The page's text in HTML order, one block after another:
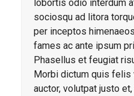
lobortis odio interdum
sociosqu ad litora
per inceptos
fames ac ante ipsum
Phasellus et feugiat
Morbi dictum quis felis
auctor, volutpat justo